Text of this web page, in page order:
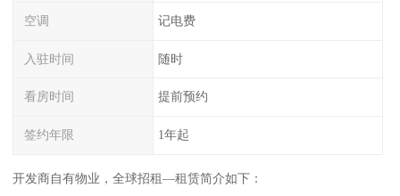
空调 记电费
入驻时间 随时
看房时间 提前预约
签约年限 1年起
开发商自有物业，全球招租—租赁简介如下：